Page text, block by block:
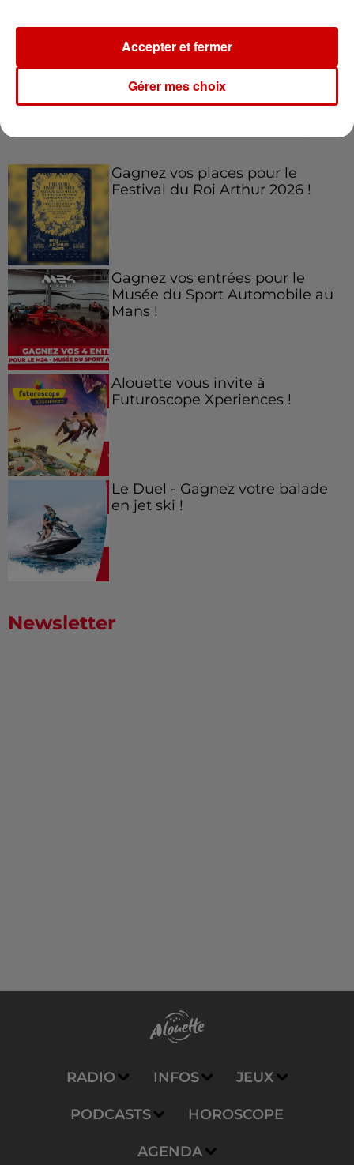
potentiels
Gagnez vos places pour le
Festival du Roi Arthur 2026 !
Gagnez vos entrées pour le
Musée du Sport Automobile au
Mans !
Alouette vous invite à
Futuroscope Xperiences !
Le Duel - Gagnez votre balade
en jet ski !
Newsletter
RADIO INFOS JEUX
PODCASTS HOROSCOPE
AGENDA
Gérer mes choix
Accepter et fermer